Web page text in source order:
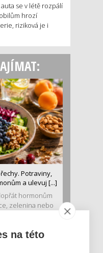
se v létě rozpálí
hrozí
riziková je i
Potraviny,
a ulevuj [...]
hormonům
zelenina nebo
na této